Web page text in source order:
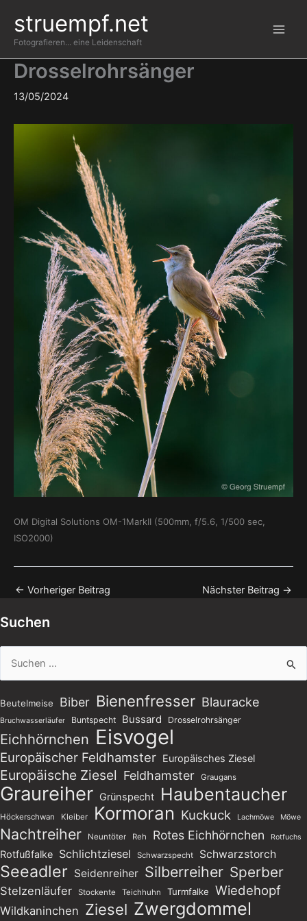
Inhalt
springen
struempf.net
Fotografieren... eine Leidenschaft
Drosselrohrsänger
13/05/2024
OM Digital Solutions OM-1MarkII (500mm, f/5.6, 1/500 sec,
ISO2000)
← Vorheriger Beitrag Nächster Beitrag →
Suchen
nach:
Beutelmeise Biber Bienenfresser Blauracke
Bruchwasserläufer Buntspecht Bussard Drosselrohrsänger
Eichhörnchen Eisvogel
Europäischer Feldhamster Europäisches Ziesel
Europäische Ziesel Feldhamster Graugans
Graureiher Grünspecht Haubentaucher
Höckerschwan Kleiber Kormoran Kuckuck Lachmöwe Möwe
Nachtreiher Neuntöter Reh Rotes Eichhörnchen Rotfuchs
Rotfußfalke Schlichtziesel Schwarzspecht Schwarzstorch
Seeadler Seidenreiher Silberreiher Sperber
Stelzenläufer Stockente Teichhuhn Turmfalke Wiedehopf
Wildkaninchen Ziesel Zwergdommel